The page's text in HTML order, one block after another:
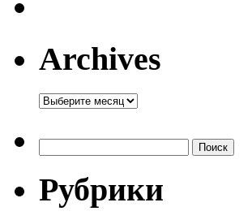
Archives
Archives
Рубрики